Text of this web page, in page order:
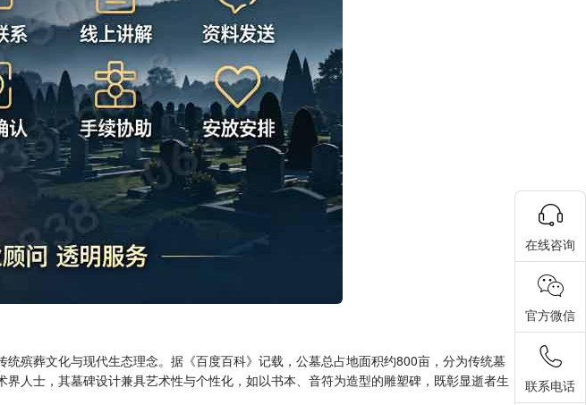
殡葬文化与现代生态理念。据《百度百科》记载，公墓总占地面积约800亩，分为传统墓
人士，其墓碑设计兼具艺术性与个性化，如以书本、音符为造型的雕塑碑，既彰显逝者生
在线咨询
官方微信
联系电话